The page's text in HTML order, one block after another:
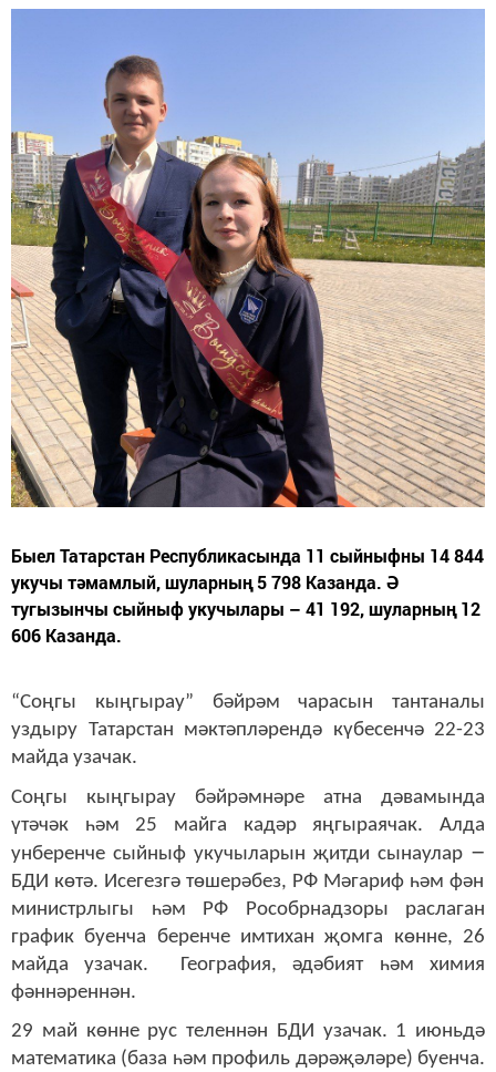
Быел Татарстан Республикасында 11 сыйныфны 14 844
укучы тәмамлый, шуларның 5 798 Казанда. Ә
тугызынчы сыйныф укучылары – 41 192, шуларның 12
606 Казанда.
“Соңгы кыңгырау” бәйрәм чарасын тантаналы
уздыру Татарстан мәктәпләрендә күбесенчә 22-23
майда узачак.
Соңгы кыңгырау бәйрәмнәре атна дәвамында
үтәчәк һәм 25 майга кадәр яңгыраячак. Алда
унберенче сыйныф укучыларын җитди сынаулар –
БДИ көтә. Исегезгә төшерәбез, РФ Мәгариф һәм фән
министрлыгы һәм РФ Рособрнадзоры раслаган
график буенча беренче имтихан җомга көнне, 26
майда узачак. География, әдәбият һәм химия
фәннәреннән.
29 май көнне рус теленнән БДИ узачак. 1 июньдә
математика (база һәм профиль дәрәҗәләре) буенча.